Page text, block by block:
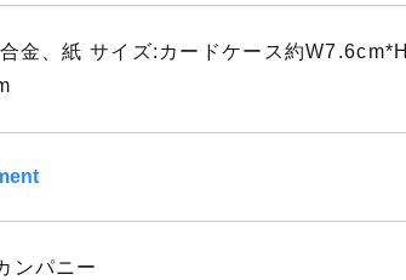
金、紙 サイズ:カードケース約
ンパニー